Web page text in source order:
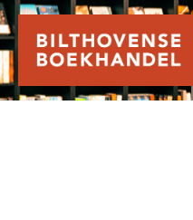
Ga
naar
de
inhoud